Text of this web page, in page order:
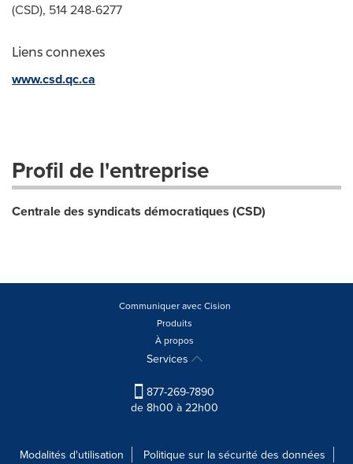
(CSD), 514 248-6277
Liens connexes
www.csd.qc.ca
Profil de l'entreprise
Centrale des syndicats démocratiques (CSD)
Communiquer avec Cision
Produits
À propos
Services
877-269-7890
de 8h00 à 22h00
Modalités d'utilisation Politique sur la sécurité des données